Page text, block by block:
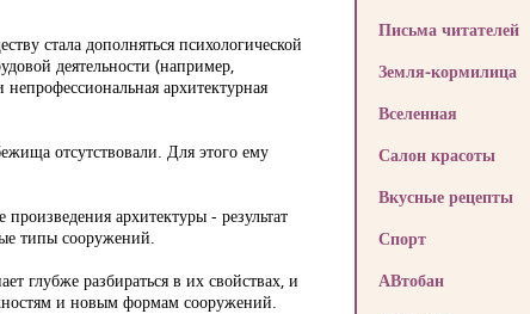
стала дополняться психологической
деятельности (например,
архитектурная
отсутствовали. Для этого ему
архитектуры - результат
типы сооружений.
глубже разбираться в их свойствах, и
и новым формам сооружений.
Письма читателей
Земля-кормилица
Вселенная
Салон красоты
Вкусные рецепты
Спорт
АВтобан